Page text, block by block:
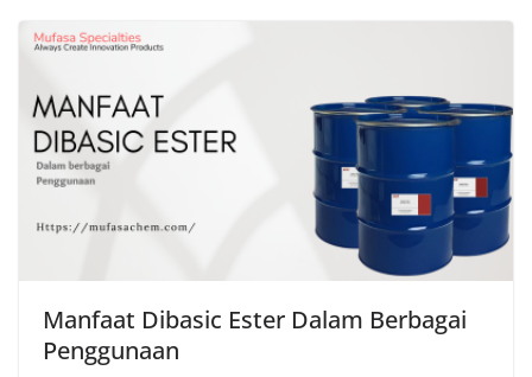
Manfaat Dibasic Ester Dalam Berbagai
Penggunaan